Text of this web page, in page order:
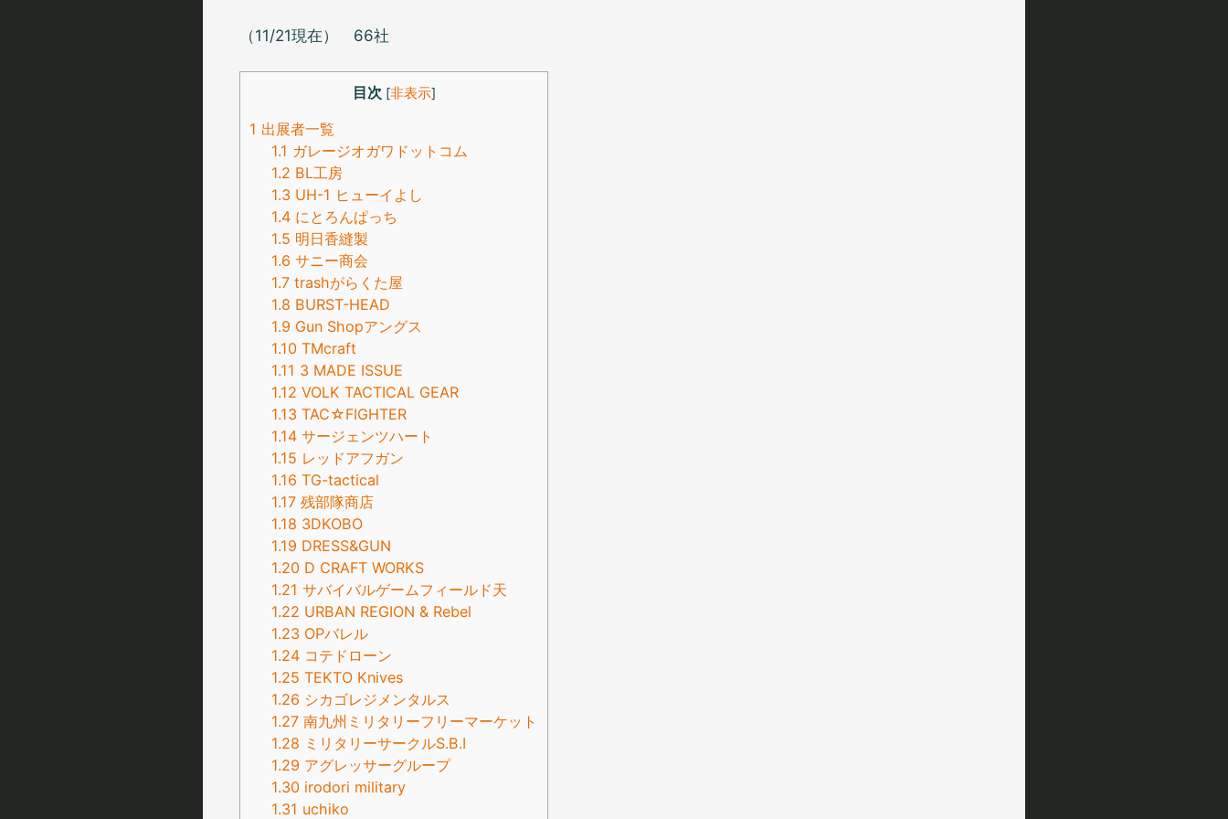
（11/21現在） 66社
目次 [非表示]
1 出展者一覧
1.1 ガレージオガワドットコム
1.2 BL工房
1.3 UH-1 ヒューイよし
1.4 にとろんぱっち
1.5 明日香縫製
1.6 サニー商会
1.7 trashがらくた屋
1.8 BURST-HEAD
1.9 Gun Shopアングス
1.10 TMcraft
1.11 3 MADE ISSUE
1.12 VOLK TACTICAL GEAR
1.13 TAC☆FIGHTER
1.14 サージェンツハート
1.15 レッドアフガン
1.16 TG-tactical
1.17 残部隊商店
1.18 3DKOBO
1.19 DRESS&GUN
1.20 D CRAFT WORKS
1.21 サバイバルゲームフィールド天
1.22 URBAN REGION & Rebel
1.23 OPバレル
1.24 コテドローン
1.25 TEKTO Knives
1.26 シカゴレジメンタルス
1.27 南九州ミリタリーフリーマーケット
1.28 ミリタリーサークルS.B.I
1.29 アグレッサーグループ
1.30 irodori military
1.31 uchiko